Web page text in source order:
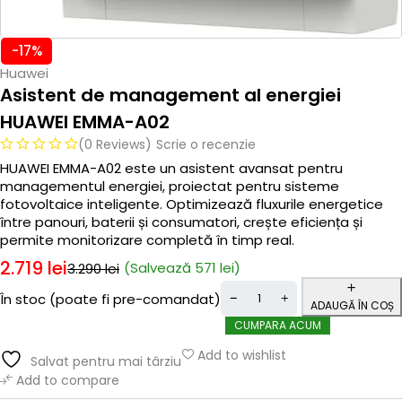
-17%
Huawei
Asistent de management al energiei
HUAWEI EMMA-A02
(0 Reviews) Scrie o recenzie
HUAWEI EMMA-A02 este un asistent avansat pentru
managementul energiei, proiectat pentru sisteme
fotovoltaice inteligente. Optimizează fluxurile energetice
între panouri, baterii și consumatori, crește eficiența și
permite monitorizare completă în timp real.
3.290lei
2.719 lei (Salvează 571 lei)
În stoc (poate fi pre-comandat)
ADAUGĂ ÎN COȘ
CUMPARA ACUM
Salvat pentru mai târziu
Add to wishlist
Add to compare